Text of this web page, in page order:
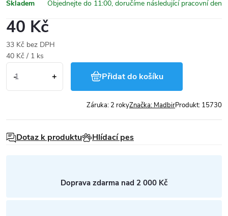
Skladem
40 Kč
33 Kč bez DPH
Měrná
40 Kč / 1 ks
Přidat do košíku
Značka: Madbir
Záruka: 2 roky Produkt: 15730
Dotaz k produktu Hlídací pes
Doprava zdarma nad 2 000 Kč